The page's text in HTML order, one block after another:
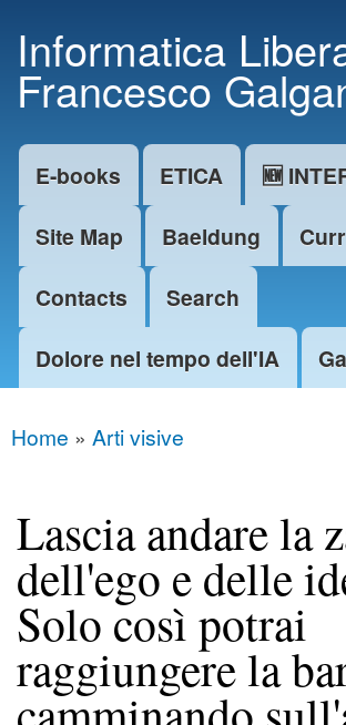
main
content
Informatica
Francesco
Main menu
E-books ETICA
🆕
Site Map
Baeldung
Contacts
Search
Dolore nel tempo dell'IA
You are here
Home » Arti visive
Lascia andare la
dell'ego e delle
Solo così potrai
raggiungere la